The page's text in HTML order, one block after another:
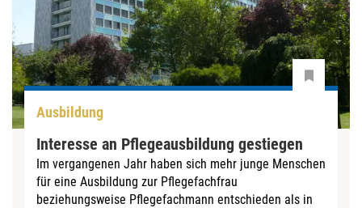
Ausbildung
Interesse an Pflegeausbildung gestiegen
Im vergangenen Jahr haben sich mehr junge Menschen
für eine Ausbildung zur Pflegefachfrau
beziehungsweise Pflegefachmann entschieden als in